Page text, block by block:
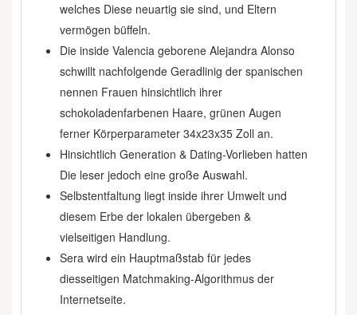
welches Diese neuartig sie sind, und Eltern
vermögen büffeln.
Die inside Valencia geborene Alejandra Alonso
schwillt nachfolgende Geradlinig der spanischen
nennen Frauen hinsichtlich ihrer
schokoladenfarbenen Haare, grünen Augen
ferner Körperparameter 34x23x35 Zoll an.
Hinsichtlich Generation & Dating-Vorlieben hatten
Die leser jedoch eine große Auswahl.
Selbstentfaltung liegt inside ihrer Umwelt und
diesem Erbe der lokalen übergeben &
vielseitigen Handlung.
Sera wird ein Hauptmaßstab für jedes
diesseitigen Matchmaking-Algorithmus der
Internetseite.